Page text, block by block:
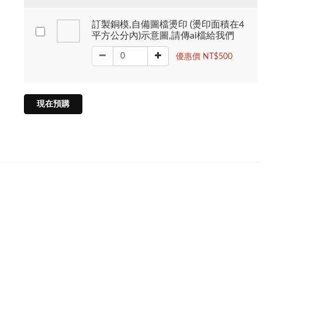
訂製銅模,自備圖檔燙印 (燙印面積在4
平方公分內)示意圖,請傳ai檔給我們
優惠價 NT$500
現在預購